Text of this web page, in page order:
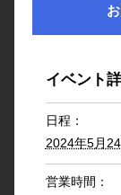
イベント
日程：
2024年5月
営業時間：